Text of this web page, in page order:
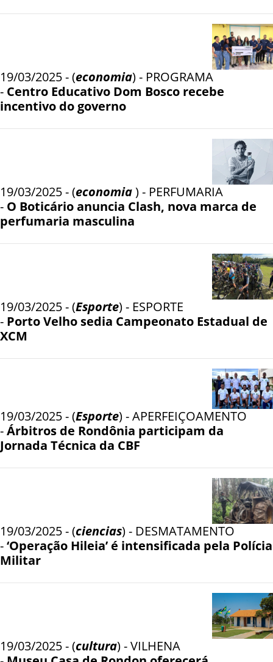
19/03/2025 - (economia) - PROGRAMA
- Centro Educativo Dom Bosco recebe
incentivo do governo
19/03/2025 - (economia) - PERFUMARIA
- O Boticário anuncia Clash, nova marca de
perfumaria masculina
19/03/2025 - (Esporte) - ESPORTE
- Porto Velho sedia Campeonato Estadual de
XCM
19/03/2025 - (Esporte) - APERFEIÇOAMENTO
-Árbitros de Rondônia participam da
Jornada Técnica da CBF
19/03/2025 - (ciencias) - DESMATAMENTO
-‘Operação Hileia’ é intensificada pela Polícia
Militar
19/03/2025 - (cultura) - VILHENA